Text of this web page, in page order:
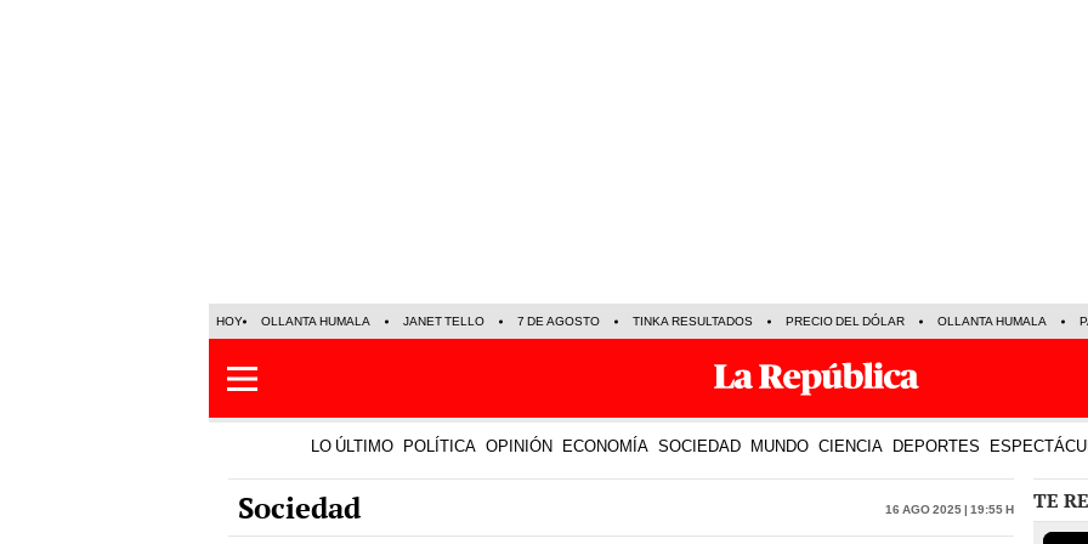
HOY OLLANTA HUMALA JANET TELLO 7 DE AGOSTO TINKA RESULTADOS PRECIO DEL DÓLAR OLLANTA HUMALA
LO ÚLTIMO POLÍTICA OPINIÓN ECONOMÍA SOCIEDAD MUNDO CIENCIA DEPORTES
Sociedad 16 Ago 2025 | 19:55 h TE